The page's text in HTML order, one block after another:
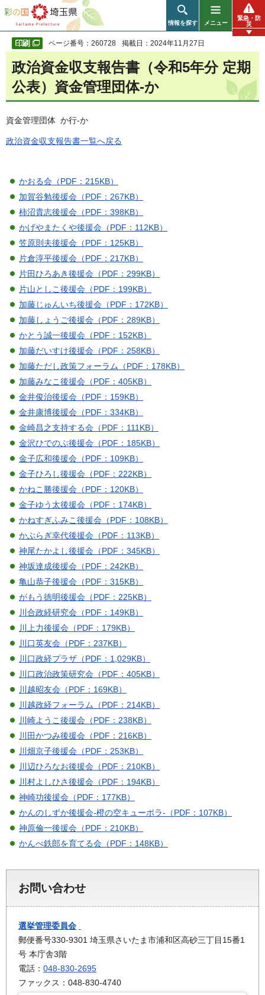
彩の国 埼玉県
情報を探す メニュー
緊急・防
災
ページ番号：260728 掲載日：2024年11月27日
政治資金収支報告書（令和5年分 定期
公表）資金管理団体-か
資金管理団体 か行-か
政治資金収支報告書一覧へ戻る
かおる会（PDF：215KB）
加賀谷勉後援会（PDF：267KB）
柿沼貴志後援会（PDF：398KB）
かげやまたくや後援会（PDF：112KB）
笠原則夫後援会（PDF：125KB）
片倉淳平後援会（PDF：217KB）
片田ひろあき後援会（PDF：299KB）
片山としこ後援会（PDF：199KB）
加藤じゅんいち後援会（PDF：172KB）
加藤しょうご後援会（PDF：289KB）
かとう誠一後援会（PDF：152KB）
加藤だいすけ後援会（PDF：258KB）
加藤ただし政策フォーラム（PDF：178KB）
加藤みなこ後援会（PDF：405KB）
金井俊治後援会（PDF：159KB）
金井康博後援会（PDF：334KB）
金崎昌之支持する会（PDF：111KB）
金沢ひでのぶ後援会（PDF：185KB）
金子広和後援会（PDF：109KB）
金子ひろし後援会（PDF：222KB）
かねこ勝後援会（PDF：120KB）
金子ゆう太後援会（PDF：174KB）
かねすぎふみこ後援会（PDF：108KB）
かぶらぎ幸代後援会（PDF：113KB）
神尾たかよし後援会（PDF：345KB）
神坂達成後援会（PDF：242KB）
亀山恭子後援会（PDF：315KB）
がもう徳明後援会（PDF：225KB）
川合政経研究会（PDF：149KB）
川上力後援会（PDF：179KB）
川口英友会（PDF：237KB）
川口政経プラザ（PDF：1,029KB）
川口政治政策研究会（PDF：405KB）
川越昭友会（PDF：169KB）
川越政経フォーラム（PDF：214KB）
川崎ようこ後援会（PDF：238KB）
川田かつみ後援会（PDF：216KB）
川畑京子後援会（PDF：253KB）
川辺ひろなお後援会（PDF：210KB）
川村よしひさ後援会（PDF：194KB）
神崎功後援会（PDF：177KB）
かんのしずか後援会-橙の空キューポラ-（PDF：107KB）
神原倫一後援会（PDF：210KB）
かんべ鉄郎を育てる会（PDF：148KB）
お問い合わせ
選挙管理委員会
郵便番号330-9301 埼玉県さいたま市浦和区高砂三丁目15番1
号 本庁舎3階
電話： 048-830-2695
ファックス：048-830-4740